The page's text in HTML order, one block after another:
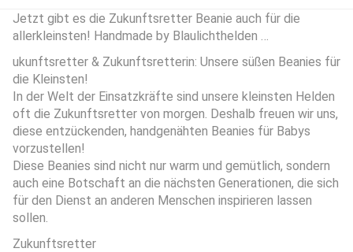
Jetzt gibt es die Zukunftsretter Beanie auch für die
allerkleinsten! Handmade by Blaulichthelden …
ukunftsretter & Zukunftsretterin: Unsere süßen Beanies für
die Kleinsten!
In der Welt der Einsatzkräfte sind unsere kleinsten Helden
oft die Zukunftsretter von morgen. Deshalb freuen wir uns,
diese entzückenden, handgenähten Beanies für Babys
vorzustellen!
Diese Beanies sind nicht nur warm und gemütlich, sondern
auch eine Botschaft an die nächsten Generationen, die sich
für den Dienst an anderen Menschen inspirieren lassen
sollen.
Zukunftsretter